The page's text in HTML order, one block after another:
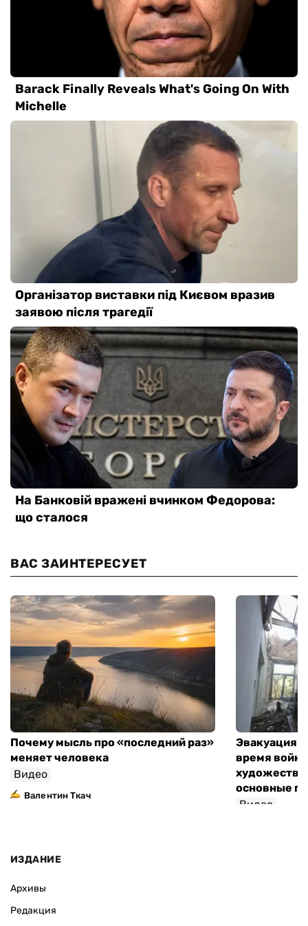
ВАС ЗАИНТЕРЕСУЕТ
Почему мысль про «последний раз»
меняет человека
Видео
Валентин Ткач
Эвакуация
время
основные
Видео
ИЗДАНИЕ
Архивы
Редакция